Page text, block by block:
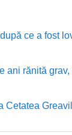
ce a fost
ani rănită
Cetatea